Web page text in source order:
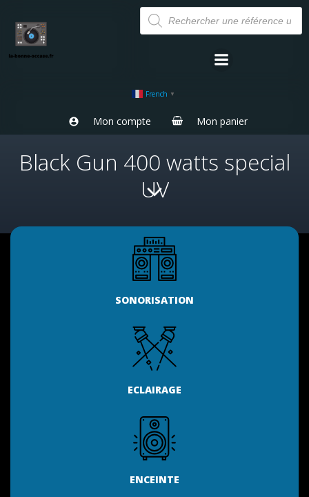
Aller
au
contenu
Recherche
de
produits
French ▼
Mon compte Mon panier
Black Gun 400 watts special
UV
SONORISATION
ECLAIRAGE
ENCEINTE